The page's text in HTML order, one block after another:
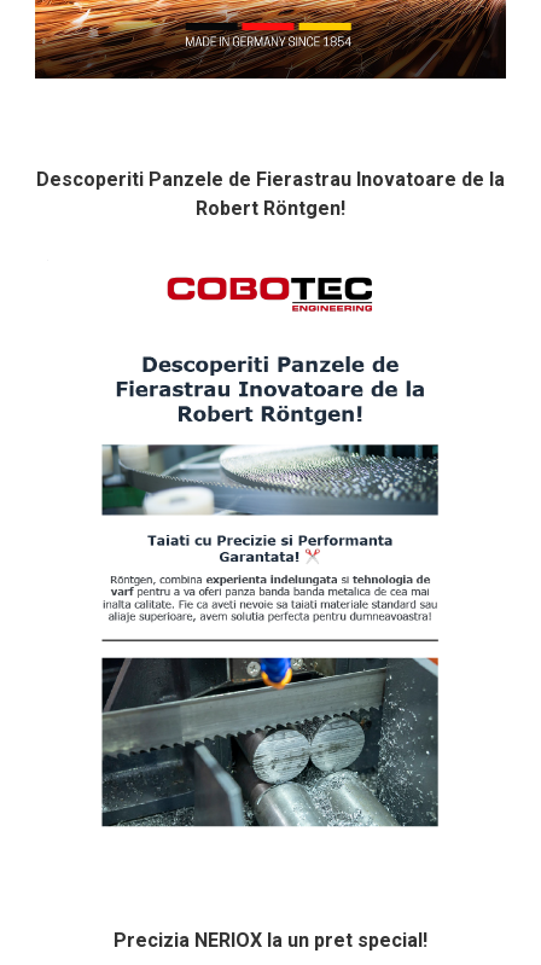
Descoperiti Panzele de Fierastrau Inovatoare de la
Robert Röntgen!
Precizia NERIOX la un pret special!